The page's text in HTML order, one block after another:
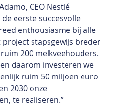
CEO Nestlé
eerste succesvolle
enthousiasme bij alle
project stapsgewijs breder
200 melkveehouders.
daarom investeren we
ruim 50 miljoen euro
2030 onze
te realiseren.”